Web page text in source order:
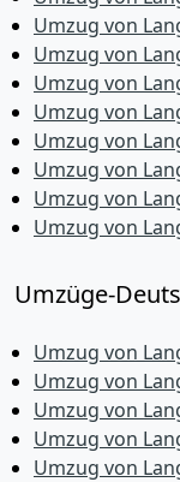
Umzug von
Umzug von
Umzug von
Umzug von
Umzug von
Umzug von
Umzug von
Umzug von
Umzüge-
Umzug von
Umzug von
Umzug von
Umzug von
Umzug von